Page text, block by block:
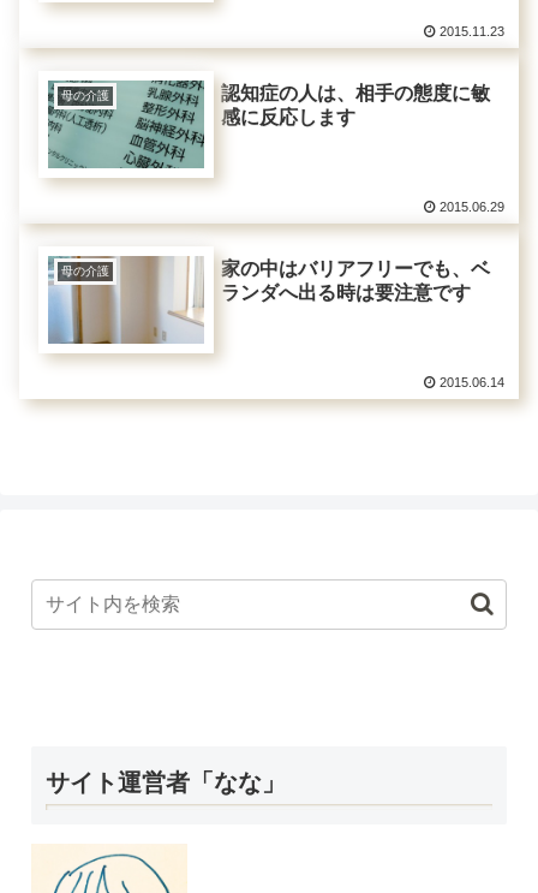
2015.11.23
母の介護
認知症の人は、相手の態度に敏
感に反応します
2015.06.29
母の介護
家の中はバリアフリーでも、ベ
ランダへ出る時は要注意です
2015.06.14
サイト運営者「なな」